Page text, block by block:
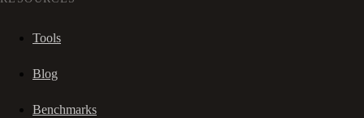
Tools
Blog
Benchmarks